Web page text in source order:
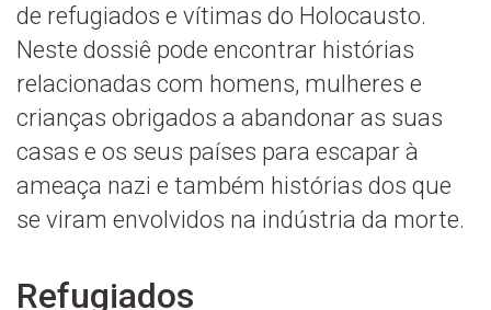
de refugiados e vítimas do Holocausto.
Neste dossiê pode encontrar histórias
relacionadas com homens, mulheres e
crianças obrigados a abandonar as suas
casas e os seus países para escapar à
ameaça nazi e também histórias dos que
se viram envolvidos na indústria da morte.
Refugiados